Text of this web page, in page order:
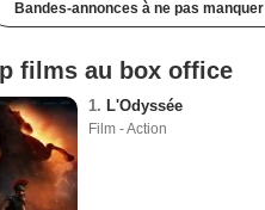
Bandes-annonces à ne pas manquer
films au box office
1. L'Odyssée
Film - Action